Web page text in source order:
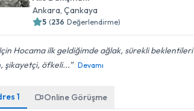
Ankara, Çankaya
5 (236 Değerlendirme)
Hocama ilk geldiğimde ağlak, sürekli beklentileri
şikayetçi, öfkeli...
Devamı
1 Online Görüşme